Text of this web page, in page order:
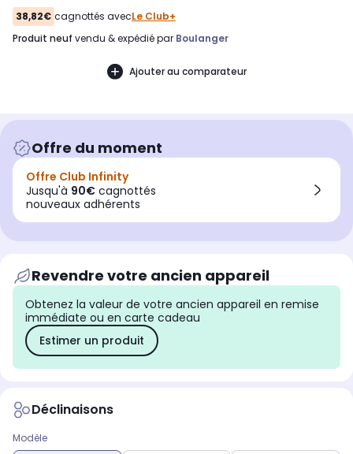
38,82€ cagnottés avecLe Club+
produit neuf vendu & expédié par Boulanger
Ajouter au comparateur
Offre du moment
Offre Club Infinity
Jusqu'à 90€ cagnottés
nouveaux adhérents
Revendre votre ancien appareil
Obtenez la valeur de votre ancien appareil en remise
immédiate ou en carte cadeau
Estimer un produit
Déclinaisons
Modèle